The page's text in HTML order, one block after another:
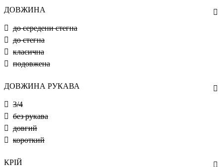
ДОВЖИНА
до середени стегна
до стегна
класична
подовжена
ДОВЖИНА РУКАВА
3/4
без рукава
довгий
короткий
КРІЙ